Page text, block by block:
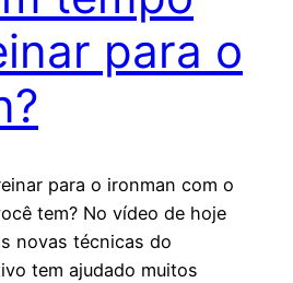
para o
para o ironman com o
tem? No vídeo de hoje
novas técnicas do
tem ajudado muitos